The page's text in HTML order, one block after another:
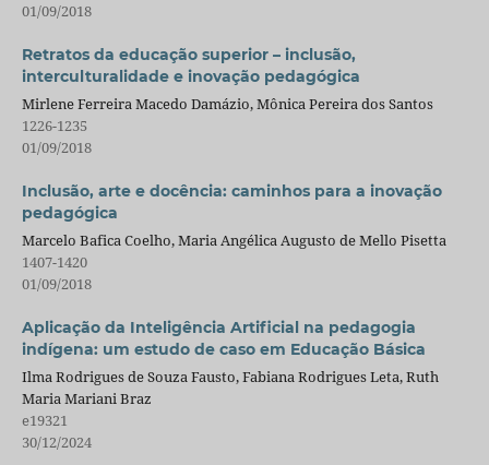
01/09/2018
Retratos da educação superior – inclusão,
interculturalidade e inovação pedagógica
Mirlene Ferreira Macedo Damázio, Mônica Pereira dos Santos
1226-1235
01/09/2018
Inclusão, arte e docência: caminhos para a inovação
pedagógica
Marcelo Bafica Coelho, Maria Angélica Augusto de Mello Pisetta
1407-1420
01/09/2018
Aplicação da Inteligência Artificial na pedagogia
indígena: um estudo de caso em Educação Básica
Ilma Rodrigues de Souza Fausto, Fabiana Rodrigues Leta, Ruth
Maria Mariani Braz
e19321
30/12/2024